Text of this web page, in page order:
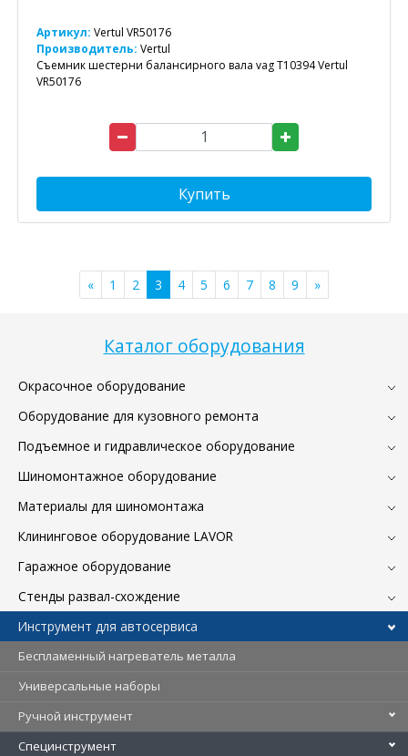
Каталог оборудования
Окрасочное оборудование
Оборудование для кузовного ремонта
Подъемное и гидравлическое оборудование
Шиномонтажное оборудование
Материалы для шиномонтажа
Клининговое оборудование LAVOR
Гаражное оборудование
Стенды развал-схождение
Инструмент для автосервиса
Беспламенный нагреватель металла
Универсальные наборы
Ручной инструмент
Специнструмент
Артикул: Vertul VR50176
Производитель: Vertul
Съемник шестерни балансирного вала vag T10394 Vertul
VR50176
Купить
« 1 2 3 4 5 6 7 8 9 »